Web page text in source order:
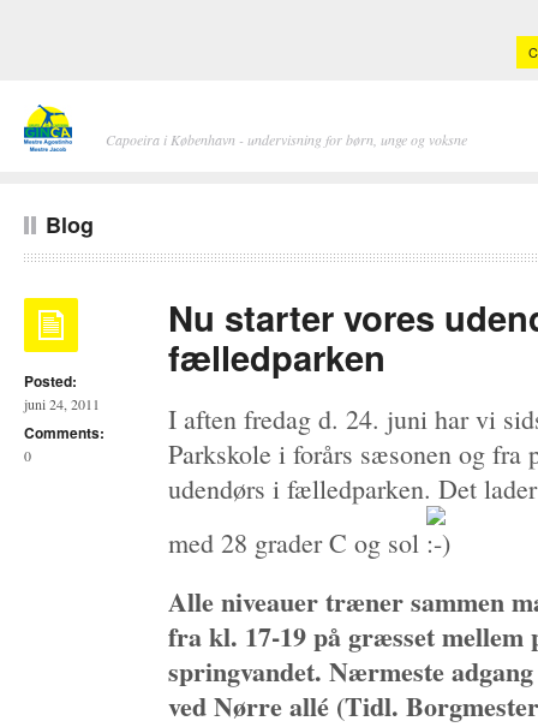
Capoeira i København - undervisning for børn, unge og voksne
Blog
Posted:
juni 24, 2011
Comments:
0
Nu starter vores
fælledparken
I aften fredag d. 24. juni har vi
Parkskole i forårs sæsonen og fra
udendørs i fælledparken. Det
med 28 grader C og sol
Alle niveauer træner sammen
fra kl. 17-19 på græsset mellem
springvandet. Nærmeste
ved Nørre allé (Tidl.